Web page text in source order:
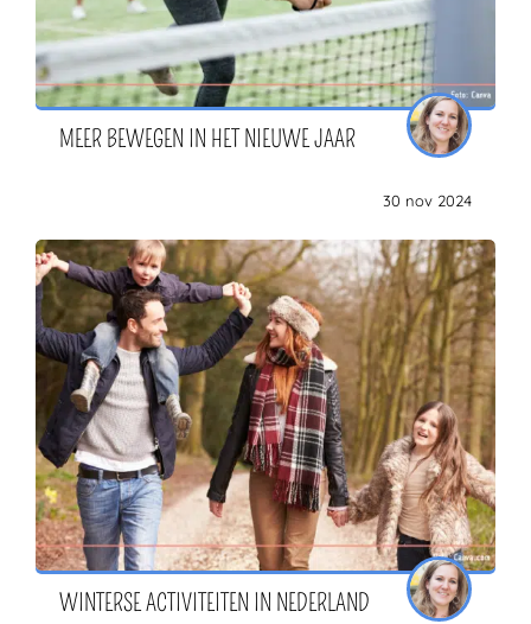
MEER BEWEGEN IN HET NIEUWE JAAR
30 nov 2024
WINTERSE ACTIVITEITEN IN NEDERLAND